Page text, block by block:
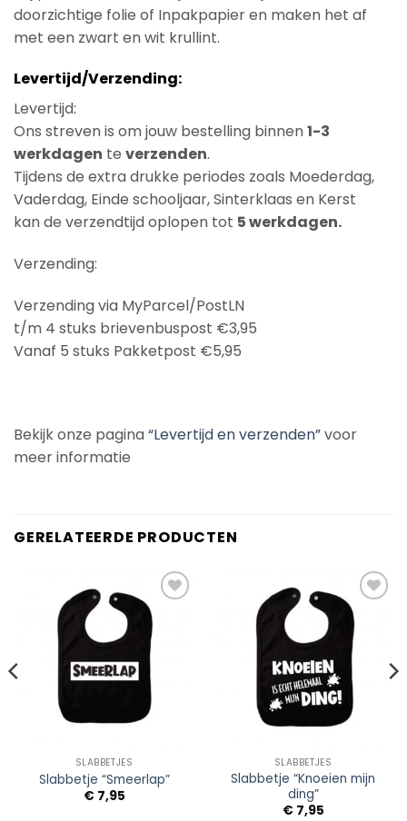
doorzichtige folie of Inpakpapier en maken het af
met een zwart en wit krullint.
Levertijd/Verzending:
Levertijd:
Ons streven is om jouw bestelling binnen1-3
werkdagen te verzenden.
Tijdens de extra drukke periodes zoals Moederdag,
Vaderdag, Einde schooljaar, Sinterklaas en Kerst
kan de verzendtijd oplopen tot 5 werkdagen.
Verzending:
Verzending via MyParcel/PostLN
t/m 4 stuks brievenbuspost €3,95
Vanaf 5 stuks Pakketpost €5,95
Bekijk onze pagina“Levertijd en verzenden”voor
meer informatie
GERELATEERDE PRODUCTEN
Add to
Wishlist
SLABBETJES
Slabbetje “Smeerlap”
€7,95
Add to
Wishlist
SLABBETJES
Slabbetje “Knoeien mijn
ding”
€7,95